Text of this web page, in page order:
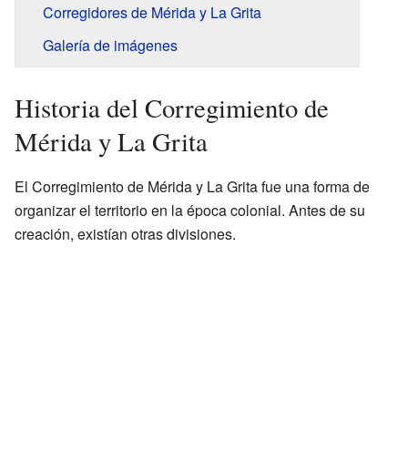
Corregidores de Mérida y La Grita
Galería de imágenes
Historia del Corregimiento de
Mérida y La Grita
El Corregimiento de Mérida y La Grita fue una forma de
organizar el territorio en la época colonial. Antes de su
creación, existían otras divisiones.